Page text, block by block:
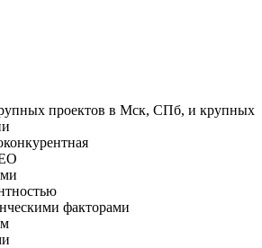
проектов в Мск, СПб, и крупных
факторами